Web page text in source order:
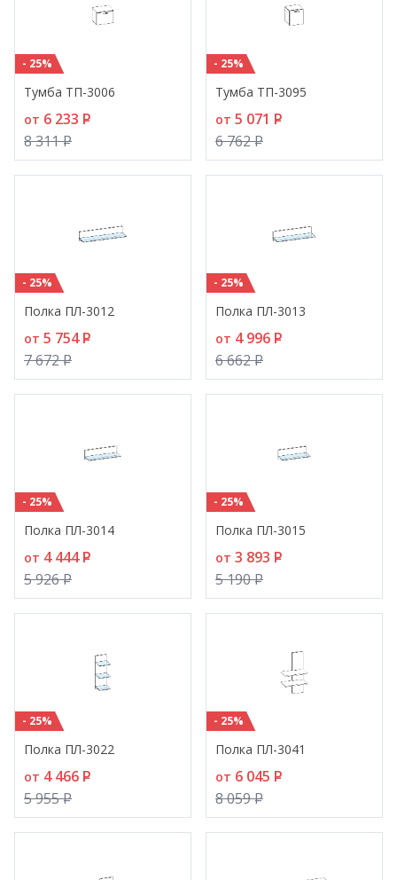
- 25%
Тумба ТП-3006
от 6 233 P
8 311P
- 25%
Тумба ТП-3095
от 5 071 P
6 762P
- 25%
Полка ПЛ-3012
от 5 754P
7 672P
- 25%
Полка ПЛ-3013
от 4 996 P
6 662P
- 25%
Полка ПЛ-3014
от 4 444P
5 926P
- 25%
Полка ПЛ-3015
от 3 893 P
5 190P
- 25%
Полка ПЛ-3022
от 4 466 P
5 955P
- 25%
Полка ПЛ-3041
от 6 045 P
8 059P